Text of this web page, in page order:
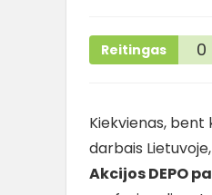
Reitingas 0
Kiekvienas,
darbais
Akcijos DEPO